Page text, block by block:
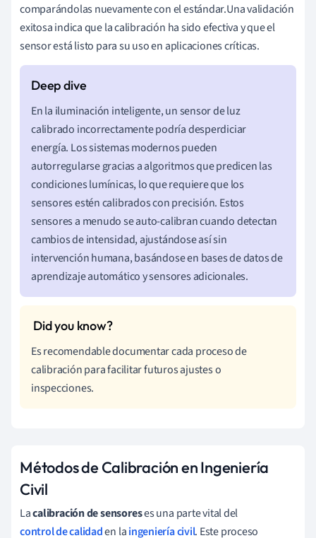
comparándolas nuevamente con el estándar.Una validación
exitosa indica que la calibración ha sido efectiva y que el
sensor está listo para su uso en aplicaciones críticas.
En la iluminación inteligente, un sensor de luz
calibrado incorrectamente podría desperdiciar
energía. Los sistemas modernos pueden
autorregularse gracias a algoritmos que predicen las
condiciones lumínicas, lo que requiere que los
sensores estén calibrados con precisión. Estos
sensores a menudo se auto-calibran cuando detectan
cambios de intensidad, ajustándose así sin
intervención humana, basándose en bases de datos de
aprendizaje automático y sensores adicionales.
Es recomendable documentar cada proceso de
calibración para facilitar futuros ajustes o
inspecciones.
Métodos de Calibración en Ingeniería
Civil
Lacalibración de sensoreses una parte vital del
control de calidaden laingeniería civil. Este proceso